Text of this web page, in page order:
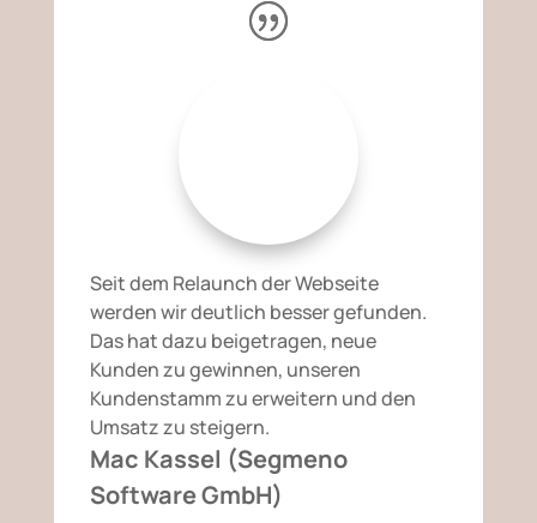
Seit dem Relaunch der Webseite
werden wir deutlich besser gefunden.
Das hat dazu beigetragen, neue
Kunden zu gewinnen, unseren
Kundenstamm zu erweitern und den
Umsatz zu steigern.
Mac Kassel (Segmeno
Software GmbH)